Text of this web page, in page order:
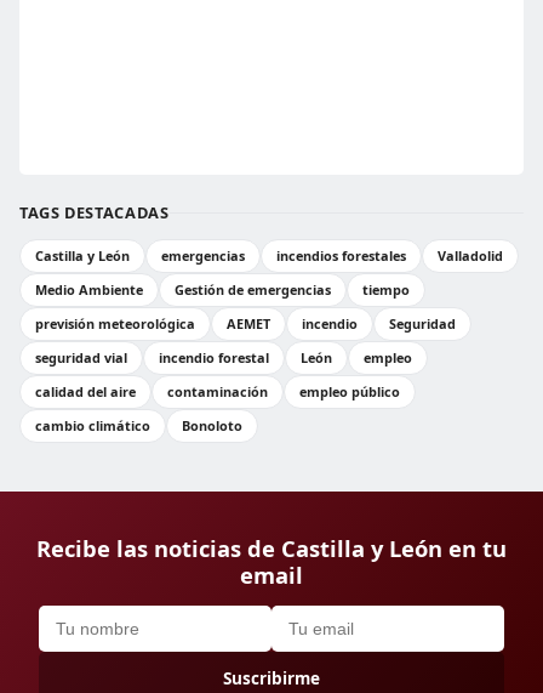
TAGS DESTACADAS
Castilla y León emergencias incendios forestales
Valladolid
Medio Ambiente
Gestión de emergencias
tiempo
previsión meteorológica
AEMET incendio
Seguridad
seguridad vial
incendio forestal León
empleo
calidad del aire
contaminación
empleo público
cambio climático
Bonoloto
Recibe las noticias de Castilla y León en tu
email
Suscribirme